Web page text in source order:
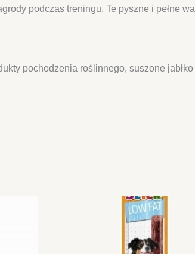
podczas treningu. Te pyszne i pełne
pochodzenia roślinnego, suszone